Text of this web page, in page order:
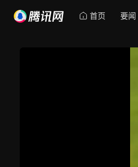
首页 要闻